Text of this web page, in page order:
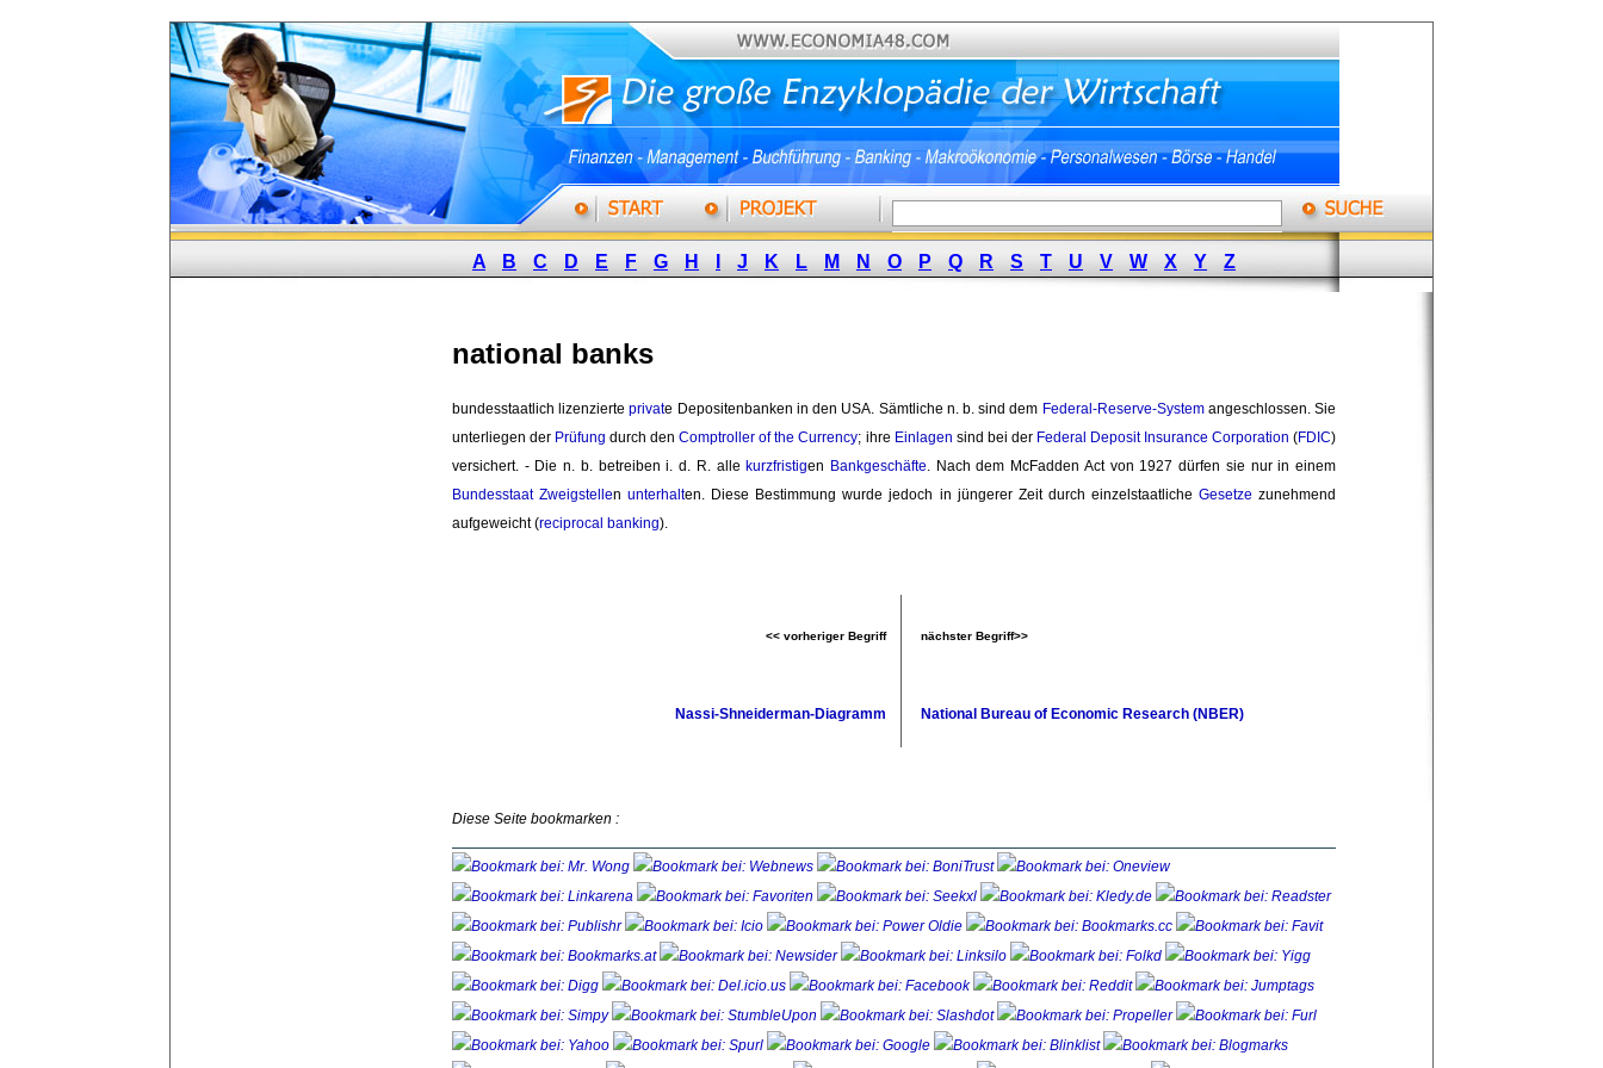
A B C D E F G H J K L M N O P Q R S T U V W X Y Z
national banks
bundesstaatlich lizenzierte private Depositenbanken in den USA. Sämtliche n. b. sind dem Federal-Reserve-Systemangeschlossen. Sie
unterliegen der Prüfung durch den Comptroller of the Currency; ihre Einlagen sind bei der Federal Deposit Insurance Corporation (FDIC)
versichert. - Die n. b. betreiben i. d. R. alle kurzfristigen Bankgeschäfte. Nach dem McFadden Act von 1927 dürfen sie nur in einem
Bundesstaat Zweigstellenunterhalten. Diese Bestimmung wurde jedoch in jüngerer Zeit durch einzelstaatliche Gesetze zunehmend
aufgeweicht (reciprocal banking).
<< vorheriger Begriff nächster Begriff>>
Nassi-Shneiderman-Diagramm National Bureau of Economic Research (NBER)
Diese Seite bookmarken :